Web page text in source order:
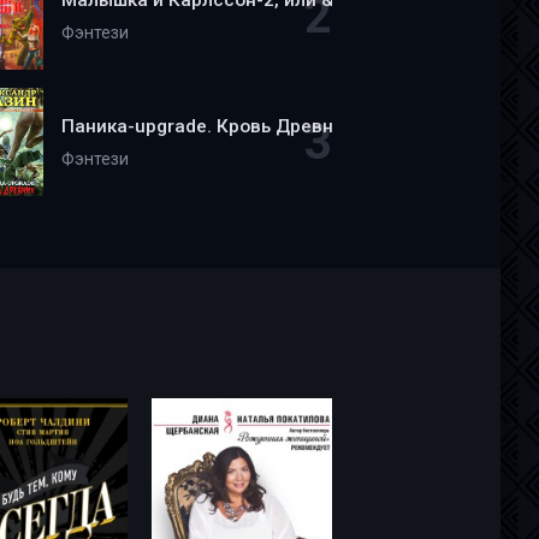
Фэнтези
Паника-upgrade. Кровь Древних - Александр Мазин
Фэнтези